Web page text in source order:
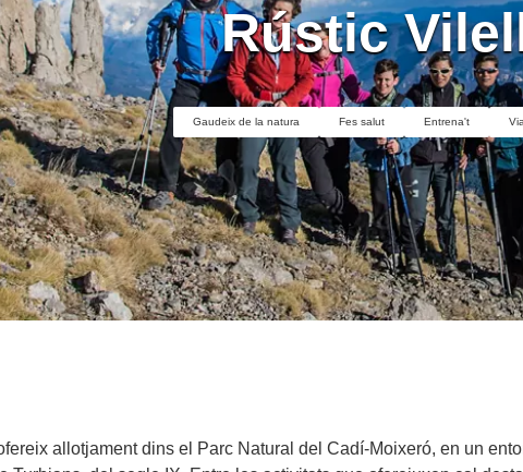
Rústic
Gaudeix de la natura Fes salut Entrena't
allotjament dins el Parc Natural del Cadí-Moixeró, en un